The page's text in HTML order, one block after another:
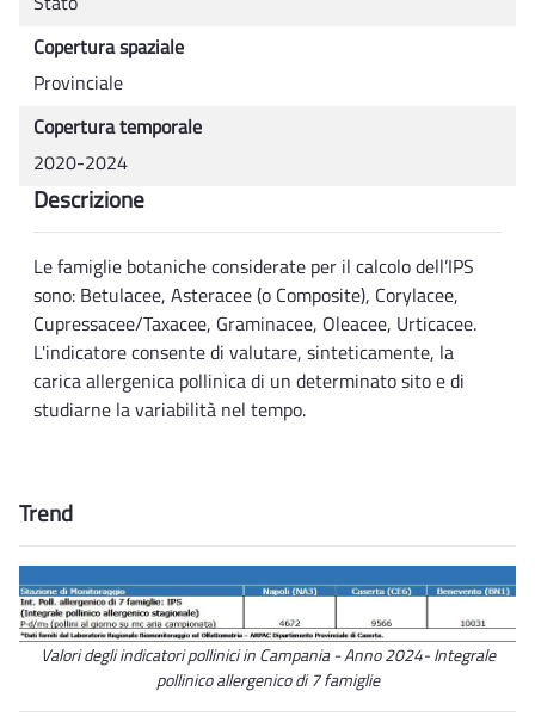
Copertura spaziale
Provinciale
Copertura temporale
2020-2024
Descrizione
Le famiglie botaniche considerate per il calcolo dell’IPS
sono: Betulacee, Asteracee (o Composite), Corylacee,
Cupressacee/Taxacee, Graminacee, Oleacee, Urticacee.
L'indicatore consente di valutare, sinteticamente, la
carica allergenica pollinica di un determinato sito e di
studiarne la variabilità nel tempo.
Trend
Valori degli indicatori pollinici in Campania - Anno 2024- Integrale
pollinico allergenico di 7 famiglie